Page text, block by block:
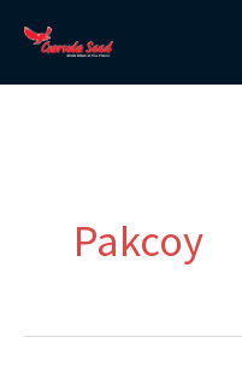
Pakcoy